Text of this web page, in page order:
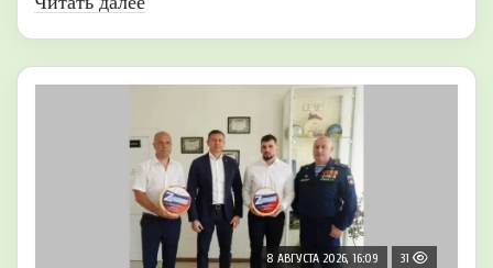
8 АВГУСТА 2026, 16:09 31